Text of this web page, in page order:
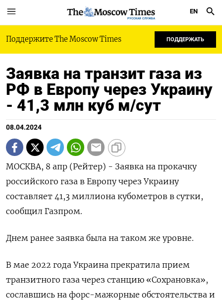
РУССКАЯ СЛУЖБА
EN
Поддержите The Moscow Times ПОДДЕРЖАТЬ
Заявка на транзит газа из
РФ в Европу через Украину
- 41,3 млн куб м/сут
08.04.2024
МОСКВА, 8 апр (Рейтер) - Заявка на прокачку
российского газа в Европу через Украину
составляет 41,3 миллиона кубометров в сутки,
сообщил Газпром.
Днем ранее заявка была на таком же уровне.
В мае 2022 года Украина прекратила прием
транзитного газа через станцию «Сохрановка»,
сославшись на форс-мажорные обстоятельства и